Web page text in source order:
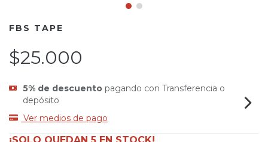
FBS TAPE
$25.000
5% de descuento pagando con Transferencia o
depósito
Ver medios de pago